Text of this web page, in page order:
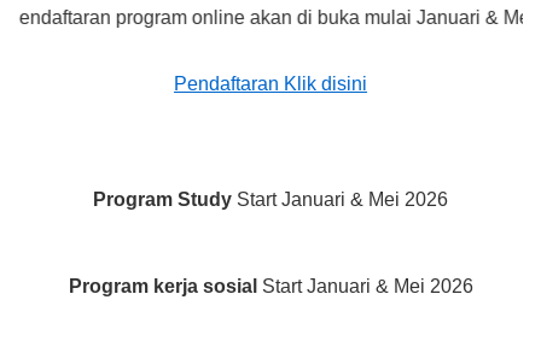
program online akan di buka mulai Januari & Mei 2026.
Pendaftaran Klik disini
Program Study Start Januari & Mei 2026
Program kerja sosial Start Januari & Mei 2026